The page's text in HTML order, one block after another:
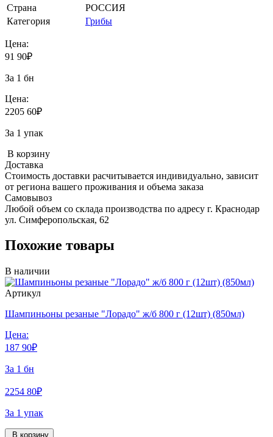
Страна
РОССИЯ
Категория
Грибы
Цена:
91 90₽
За 1 бн
Цена:
2205 60₽
За 1 упак
В корзину
Доставка
Стоимость доставки расчитывается индивидуально, зависит
от региона вашего проживания и объема заказа
Самовывоз
Любой объем со склада производства по адресу г. Краснодар
ул. Симферопольская, 62
Похожие товары
В наличии
Артикул
Шампиньоны резаные "Лорадо" ж/б 800 г (12шт) (850мл)
Цена:
187 90₽
За 1 бн
2254 80₽
За 1 упак
В корзину